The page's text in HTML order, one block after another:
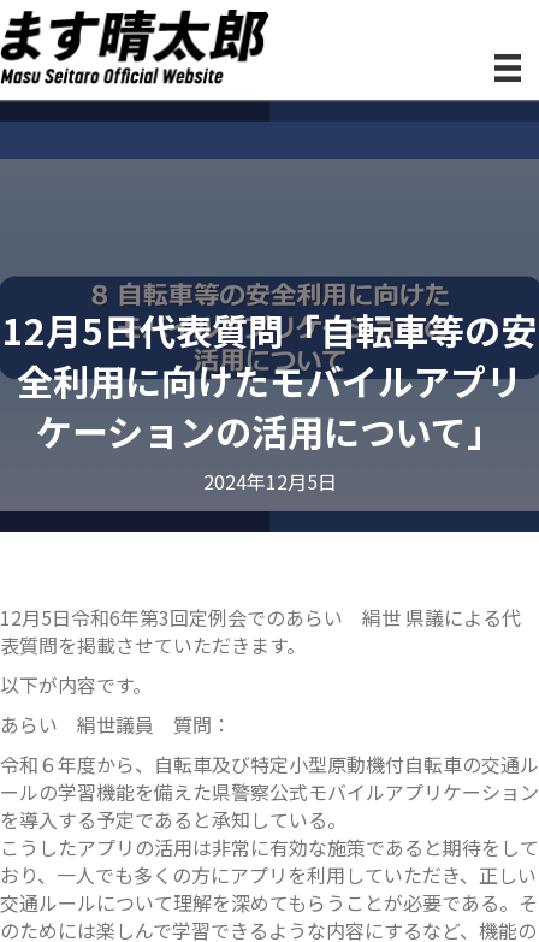
12月5日代表質問「自転車等の安
全利用に向けたモバイルアプリ
ケーションの活用について」
2024年12月5日
12月5日令和6年第3回定例会でのあらい 絹世 県議による代
表質問を掲載させていただきます。
以下が内容です。
あらい 絹世議員 質問：
令和６年度から、自転車及び特定小型原動機付自転車の交通ル
ールの学習機能を備えた県警察公式モバイルアプリケーション
を導入する予定であると承知している。
こうしたアプリの活用は非常に有効な施策であると期待をして
おり、一人でも多くの方にアプリを利用していただき、正しい
交通ルールについて理解を深めてもらうことが必要である。そ
のためには楽しんで学習できるような内容にするなど、機能の